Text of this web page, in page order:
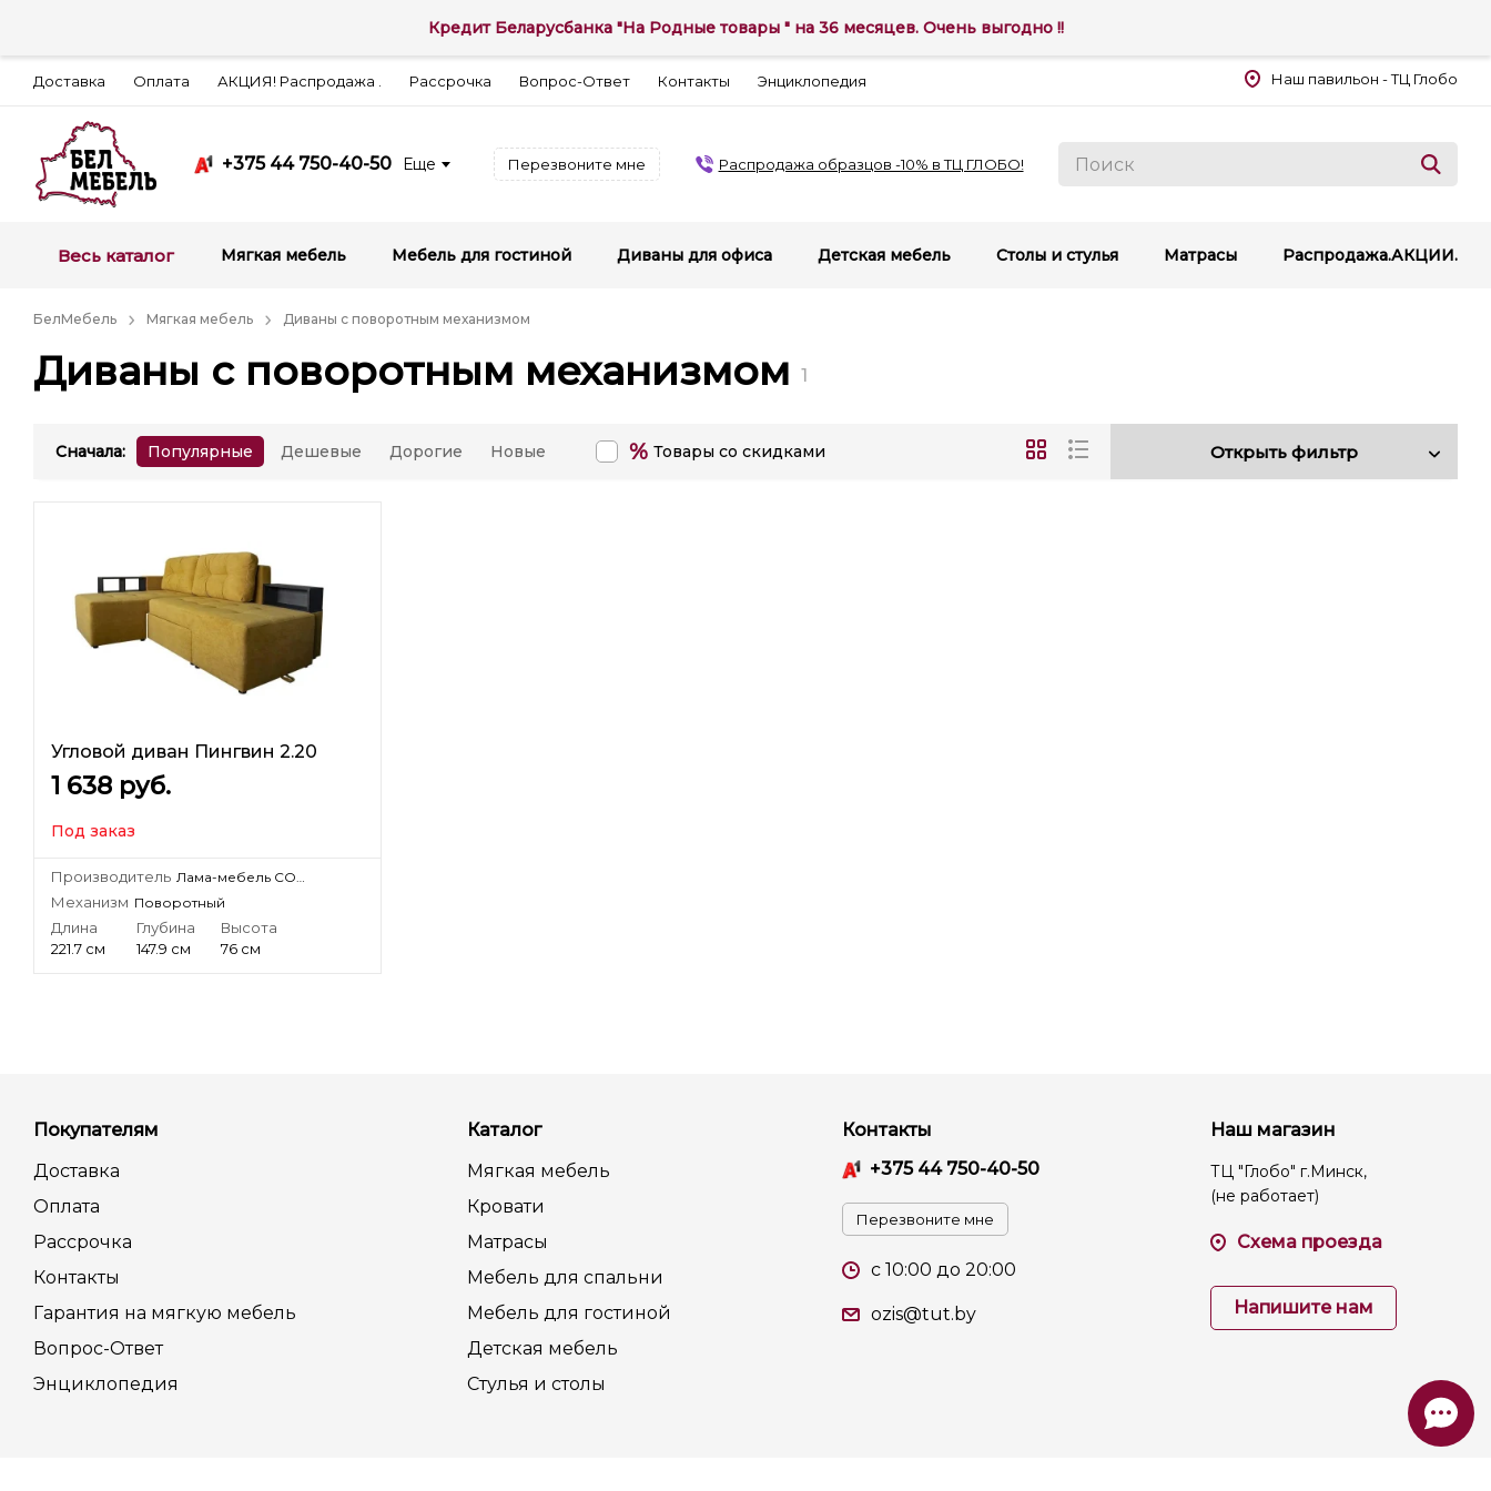
Доставка Оплата АКЦИЯ! Распродажа . Рассрочка Вопрос-Ответ Контакты Энциклопедия Наш павильон - ТЦ Глобо
+375 44 750-40-50 Еще Перезвоните мне Распродажа образцов -10% в ТЦ ГЛОБО!
Весь каталог Мягкая мебель Мебель для гостиной Диваны для офиса Детская мебель Столы и стулья Матрасы Распродажа.АКЦИИ.
БелМебель Мягкая мебель Диваны с поворотным механизмом
Диваны с поворотным механизмом 1
Сначала: Популярные Дешевые Дорогие Новые % Товары со скидками Открыть фильтр
Угловой диван Пингвин 2.20
1 638 руб.
Под заказ
Производитель Лама-мебель СООО «Лама-мебель»
Механизм Поворотный
Длина
221.7 см
Глубина
147.9 см
Высота
76 см
Покупателям
Доставка
Оплата
Рассрочка
Контакты
Гарантия на мягкую мебель
Вопрос-Ответ
Энциклопедия
Каталог
Мягкая мебель
Кровати
Матрасы
Мебель для спальни
Мебель для гостиной
Детская мебель
Стулья и столы
Контакты
+375 44 750-40-50
Перезвоните мне
c 10:00 до 20:00
ozis@tut.by
Наш магазин
ТЦ "Глобо" г.Минск,
(не работает)
Схема проезда
Напишите нам
Кредит Беларусбанка "На Родные товары " на 36 месяцев. Очень выгодно !!